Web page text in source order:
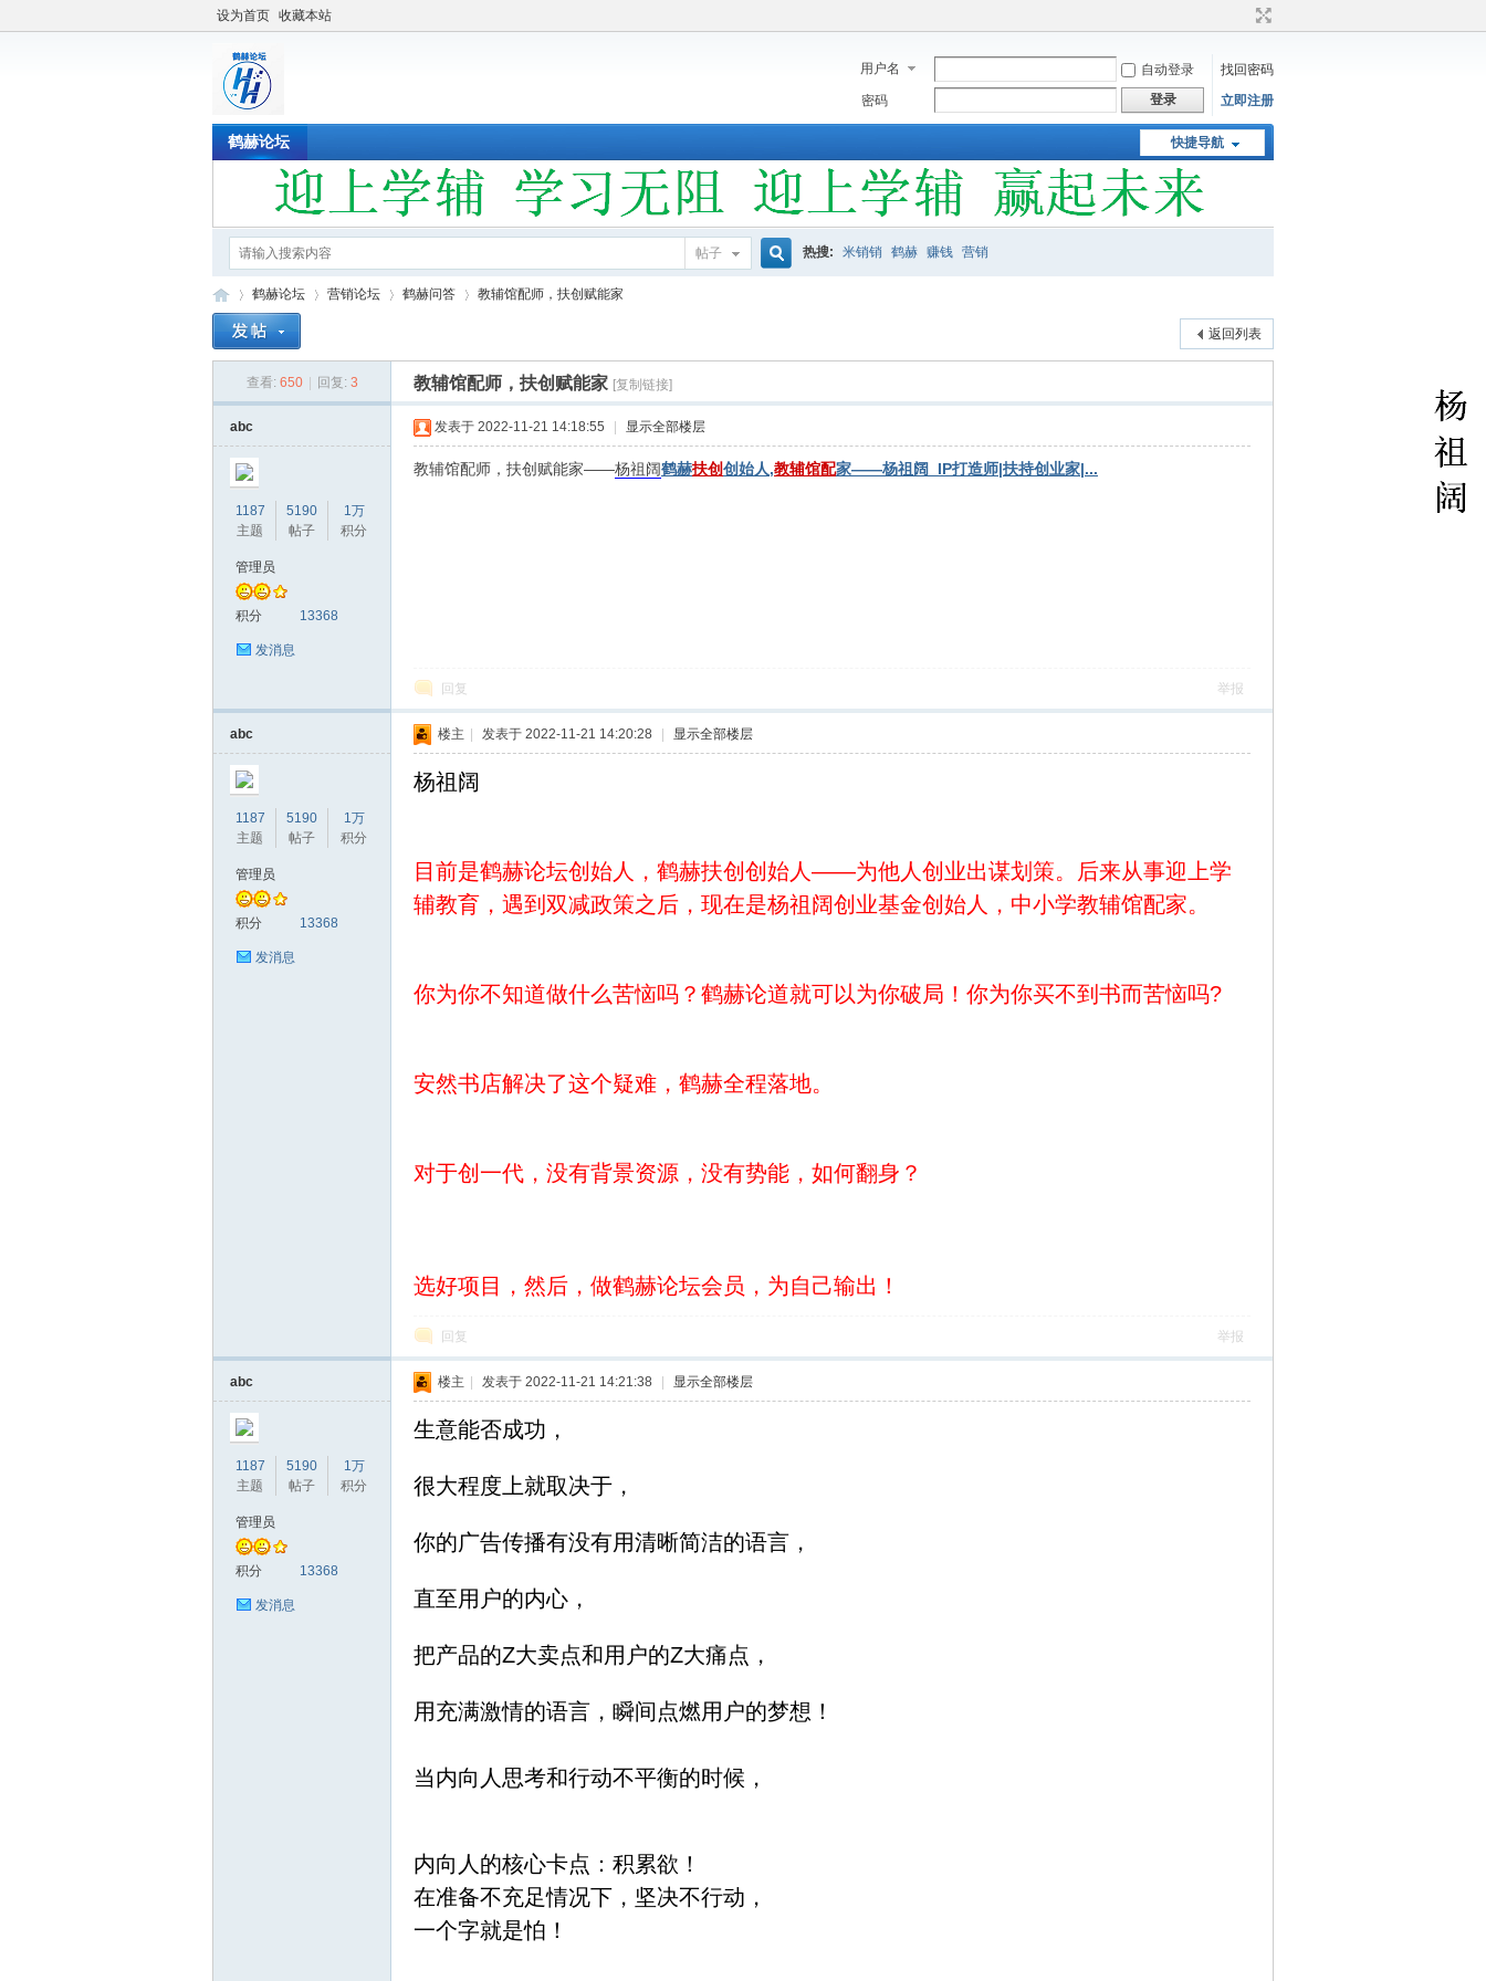
设为首页 收藏本站
用户名 自动登录
找回密码
密码
登录 立即注册
快捷导航
鹤赫论坛
帖子 热搜: 米销销 鹤赫 赚钱 营销
鹤赫论坛 营销论坛 鹤赫问答
›
教辅馆配师，扶创赋能家
返回列表
查看: 650 回复: 3 教辅馆配师，扶创赋能家 [复制链接]
abc
1187
主题
5190
帖子
1万
积分
管理员
积分 13368
发消息
发表于 2022-11-21 14:18:55 显示全部楼层
教辅馆配师，扶创赋能家——杨祖阔鹤赫扶创创始人,教辅馆配家——杨祖阔_IP打造师|扶持创业家|...
回复 举报
abc
1187
主题
5190
帖子
1万
积分
管理员
积分 13368
发消息
楼主 发表于 2022-11-21 14:20:28 显示全部楼层
杨祖阔
目前是鹤赫论坛创始人，鹤赫扶创创始人——为他人创业出谋划策。后来从事迎上学
辅教育，遇到双减政策之后，现在是杨祖阔创业基金创始人，中小学教辅馆配家。
你为你不知道做什么苦恼吗？鹤赫论道就可以为你破局！你为你买不到书而苦恼吗?
安然书店解决了这个疑难，鹤赫全程落地。
对于创一代，没有背景资源，没有势能，如何翻身？
选好项目，然后，做鹤赫论坛会员，为自己输出！
回复 举报
abc
1187
主题
5190
帖子
1万
积分
管理员
积分 13368
发消息
楼主 发表于 2022-11-21 14:21:38 显示全部楼层
生意能否成功，
很大程度上就取决于，
你的广告传播有没有用清晰简洁的语言，
直至用户的内心，
把产品的Z大卖点和用户的Z大痛点，
用充满激情的语言，瞬间点燃用户的梦想！
当内向人思考和行动不平衡的时候，
内向人的核心卡点：积累欲！
在准备不充足情况下，坚决不行动，
一个字就是怕！